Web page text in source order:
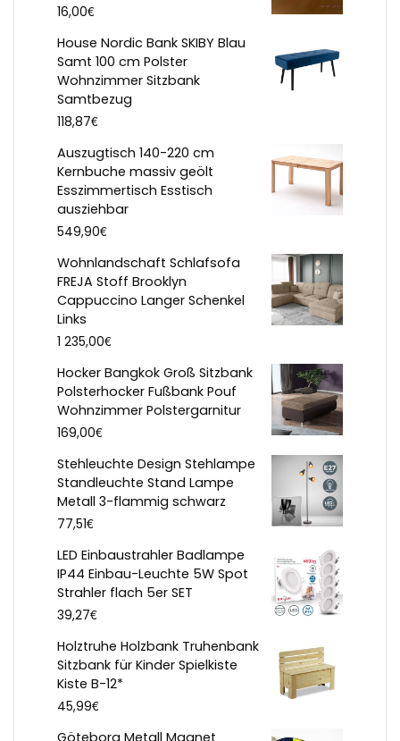
16,00€
House Nordic Bank SKIBY Blau
Samt 100 cm Polster
Wohnzimmer Sitzbank
Samtbezug
118,87€
Auszugtisch 140-220 cm
Kernbuche massiv geölt
Esszimmertisch Esstisch
ausziehbar
549,90€
Wohnlandschaft Schlafsofa
FREJA Stoff Brooklyn
Cappuccino Langer Schenkel
Links
1 235,00€
Hocker Bangkok Groß Sitzbank
Polsterhocker Fußbank Pouf
Wohnzimmer Polstergarnitur
169,00€
Stehleuchte Design Stehlampe
Standleuchte Stand Lampe
Metall 3-flammig schwarz
77,51€
LED Einbaustrahler Badlampe
IP44 Einbau-Leuchte 5W Spot
Strahler flach 5er SET
39,27€
Holztruhe Holzbank Truhenbank
Sitzbank für Kinder Spielkiste
Kiste B-12*
45,99€
Göteborg Metall Magnet